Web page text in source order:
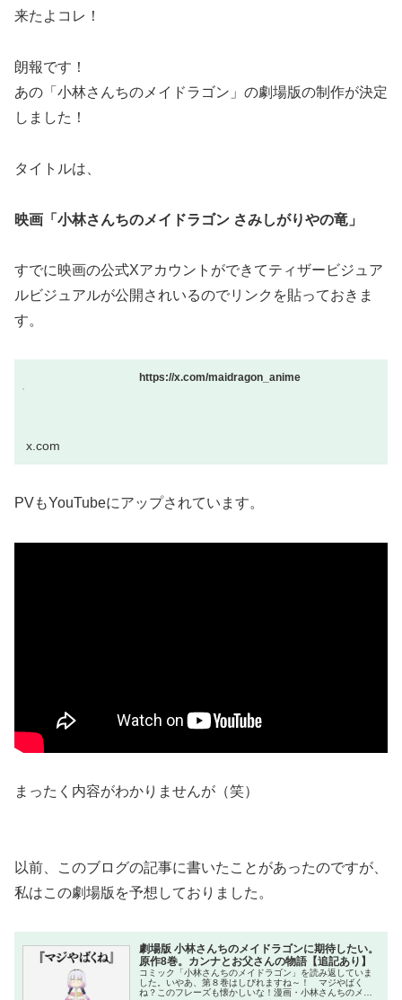
来たよコレ！
朗報です！
あの「小林さんちのメイドラゴン」の劇場版の制作が決定
しました！
タイトルは、
映画「小林さんちのメイドラゴン さみしがりやの竜」
すでに映画の公式Xアカウントができてティザービジュア
ルビジュアルが公開されいるのでリンクを貼っておきま
す。
https://x.com/maidragon_anime
x.com
PVもYouTubeにアップされています。
まったく内容がわかりませんが（笑）
以前、このブログの記事に書いたことがあったのですが、
私はこの劇場版を予想しておりました。
劇場版 小林さんちのメイドラゴンに期待したい。
原作8巻。カンナとお父さんの物語【追記あり】
コミック「小林さんちのメイドラゴン」を読み返していま
した。いやあ、第８巻はしびれますね～！ マジやばく
ね？このフレーズも懐かしいな！漫画・小林さんちのメイ